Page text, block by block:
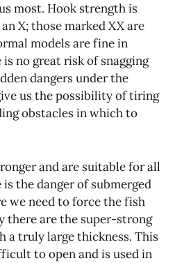
most. Hook strength is
X; those marked XX are
models are fine in
no great risk of snagging
dangers under the
us the possibility of tiring
obstacles in which to
and are suitable for all
the danger of submerged
we need to force the fish
there are the super-strong
a truly large thickness. This
to open and is used in